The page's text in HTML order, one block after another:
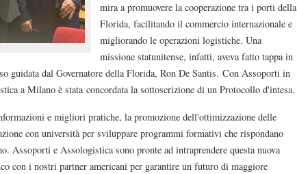
mira a promuovere la cooperazione tra i porti della
Florida, facilitando il commercio internazionale e
migliorando le operazioni logistiche. Una
missione statunitense, infatti, aveva fatto tappa in
guidata dal Governatore della Florida, Ron De Santis. Con Assoporti in
a Milano è stata concordata la sottoscrizione di un Protocollo d'intesa.
e migliori pratiche, la promozione dell'ottimizzazione delle
con università per sviluppare programmi formativi che rispondano
Assoporti e Assologistica sono pronte ad intraprendere questa nuova
con i nostri partner americani per garantire un futuro di maggiore